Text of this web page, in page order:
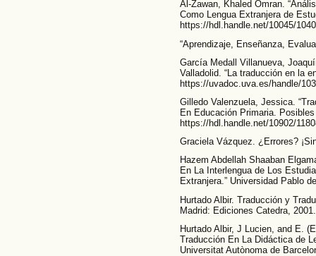
Al-Zawan, Khaled Omran.
Como Lengua Extranjera de
https://hdl.handle.net/10045/
“Aprendizaje, Enseñanza,
García Medall Villanueva,
Valladolid. “La traducción en la
https://uvadoc.uva.es/handle/
Gilledo Valenzuela, Jessica.
En Educación Primaria.
https://hdl.handle.net/10902/
Graciela Vázquez. ¿Errores?
Hazem Abdellah Shaaban
En La Interlengua de Los
Extranjera.” Universidad Pablo
Hurtado Albir. Traducción y
Madrid: Ediciones Catedra, 2001.
Hurtado Albir, J Lucien, and E.
Traducción En La Didáctica de
Universitat Autònoma de